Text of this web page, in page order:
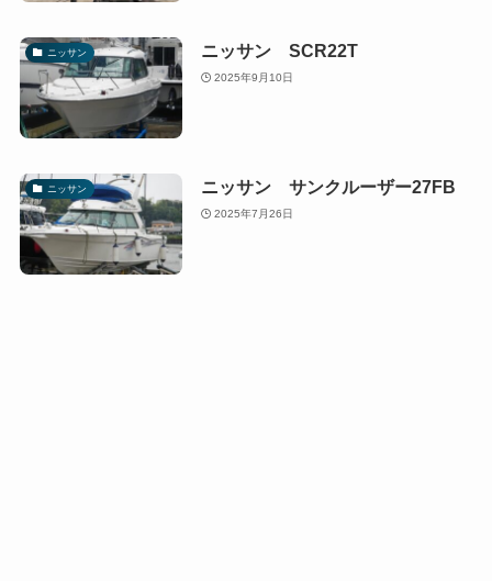
ニッサン ニッサン SCR22T
2025年9月10日
ニッサン ニッサン サンクルーザー27FB
2025年7月26日